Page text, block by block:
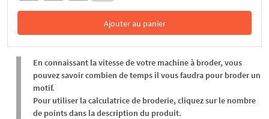
Ajouter au panier
Dans le panier
En connaissant la vitesse de votre machine à broder, vous
pouvez savoir combien de temps il vous faudra pour broder un
motif.
Pour utiliser la calculatrice de broderie, cliquez sur le nombre
de points dans la description du produit.